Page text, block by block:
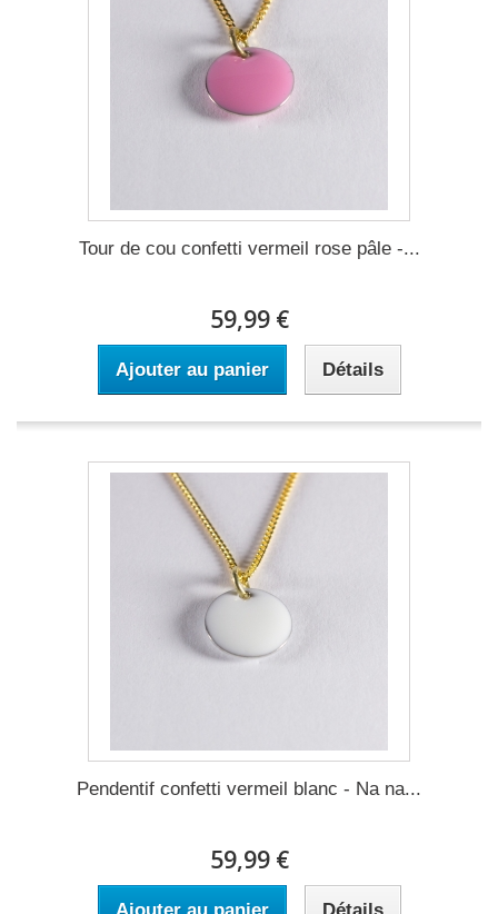
Tour de cou confetti vermeil rose pâle -...
59,99 €
Ajouter au panier Détails
Pendentif confetti vermeil blanc - Na na...
59,99 €